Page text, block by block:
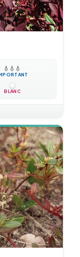
💧 💧 💧
BLANC